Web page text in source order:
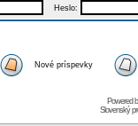
Heslo:
Nové príspevky
Powered
Slovenský